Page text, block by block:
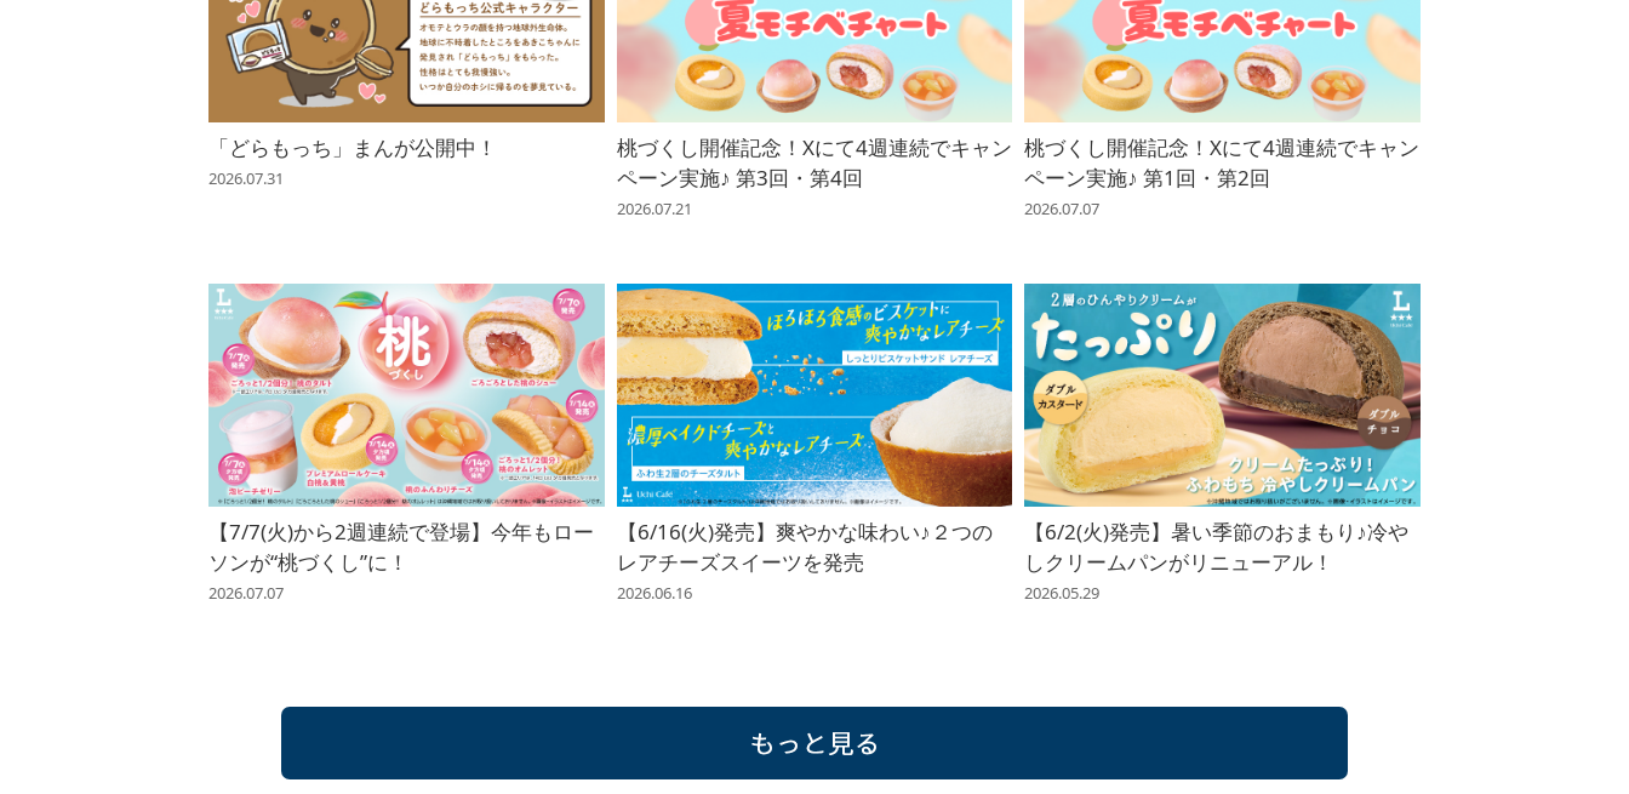
「どらもっち」まんが公開中！
2026.07.31
桃づくし開催記念！Xにて4週連続でキャン
ペーン実施♪ 第3回・第4回
2026.07.21
桃づくし開催記念！Xにて4週連続でキャン
ペーン実施♪ 第1回・第2回
2026.07.07
【7/7(火)から2週連続で登場】今年もロー
ソンが“桃づくし”に！
2026.07.07
【6/16(火)発売】爽やかな味わい♪２つの
レアチーズスイーツを発売
2026.06.16
【6/2(火)発売】暑い季節のおまもり♪冷や
しクリームパンがリニューアル！
2026.05.29